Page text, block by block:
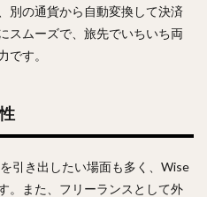
別の通貨から自動変換して決済
スムーズで、旅先でいちいち両
です。
引き出したい場面も多く、Wise
。また、フリーランスとして外